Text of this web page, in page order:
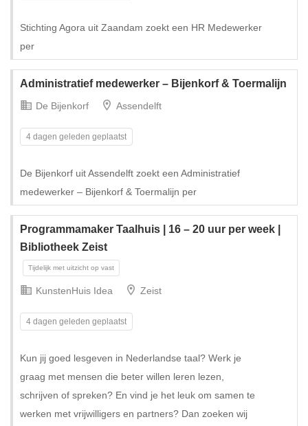
Stichting Agora uit Zaandam zoekt een HR Medewerker
per
Administratief medewerker – Bijenkorf & Toermalijn
De Bijenkorf Assendelft
4 dagen geleden geplaatst
De Bijenkorf uit Assendelft zoekt een Administratief
medewerker – Bijenkorf & Toermalijn per
Programmamaker Taalhuis | 16 – 20 uur per week |
Bibliotheek Zeist
KunstenHuis Idea Zeist
4 dagen geleden geplaatst
Kun jij goed lesgeven in Nederlandse taal? Werk je
graag met mensen die beter willen leren lezen,
schrijven of spreken? En vind je het leuk om samen te
werken met vrijwilligers en partners? Dan zoeken wij